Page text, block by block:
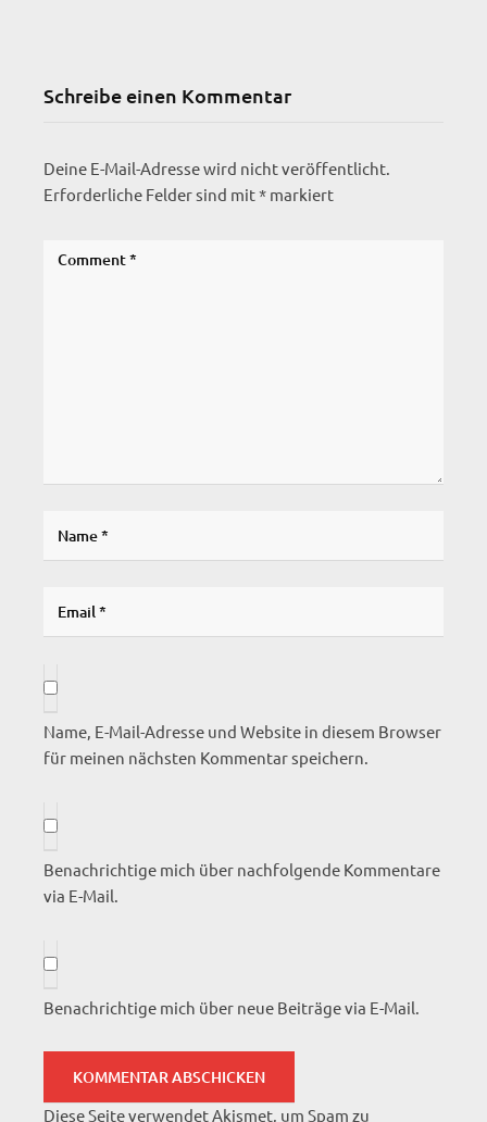
Schreibe einen Kommentar
Deine E-Mail-Adresse wird nicht veröffentlicht.
Erforderliche Felder sind mit* markiert
Name, E-Mail-Adresse und Website in diesem Browser
für meinen nächsten Kommentar speichern.
Benachrichtige mich über nachfolgende Kommentare
via E-Mail.
Benachrichtige mich über neue Beiträge via E-Mail.
Diese Seite verwendet Akismet, um Spam zu